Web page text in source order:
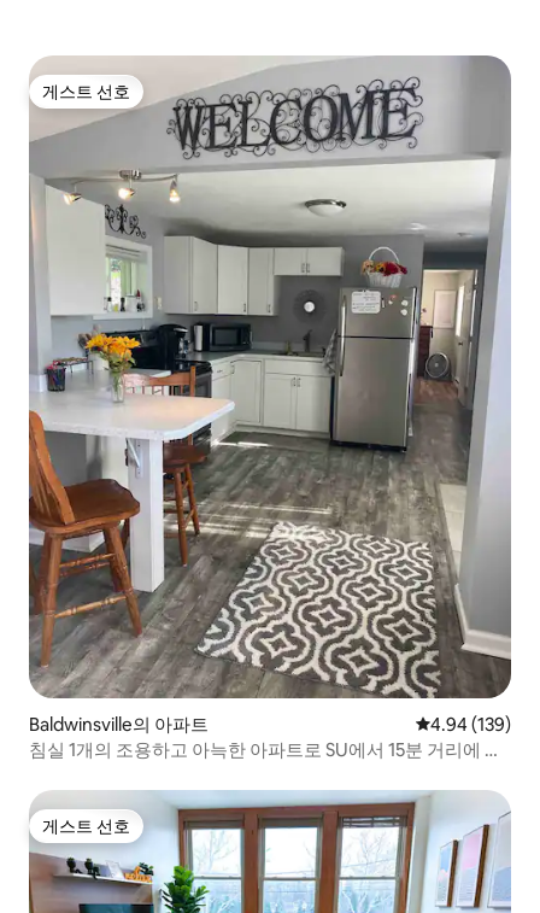
게스트 선호
게스트 선호
Baldwinsville의 아파트 평점 4.94점(5
4.94 (139)
침실 1개의 조용하고 아늑한 아파트로 SU에서 15분 거리에 있
게스트 선호
게스트 선호